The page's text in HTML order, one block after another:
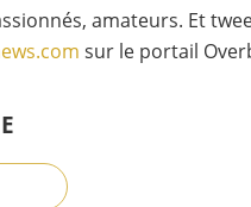
amateurs. Et
sur le portail